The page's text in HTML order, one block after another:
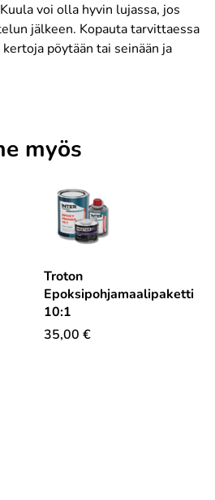
voi olla hyvin lujassa, jos
jälkeen. Kopauta tarvittaessa
pöytään tai seinään ja
myös
Troton
Epoksipohjamaalipaketti
10:1
35,00 €